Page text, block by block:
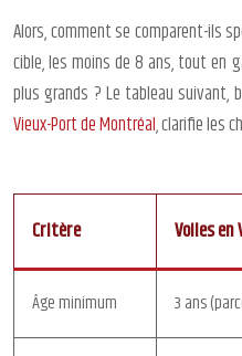
Alors, comment se comparent-ils
cible, les moins de 8 ans, tout en
plus grands ? Le tableau suivant,
Vieux-Port de Montréal, clarifie les
Critère Voiles
Âge minimum 3 ans